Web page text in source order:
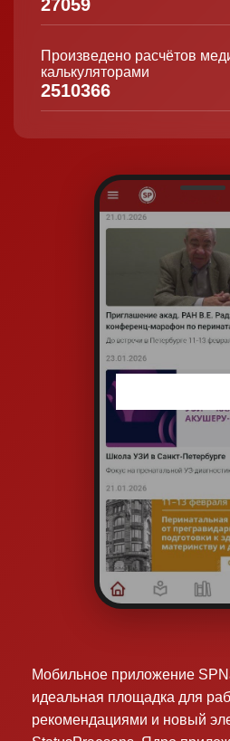
27059
Произведено расчётов
калькуляторами
2510366
Мобильное приложение
идеальная площадка для
рекомендациями и новый